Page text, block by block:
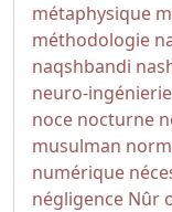
métaphysique
méthodologie
naqshbandi
neuro-ingénierie
noce nocturne
musulman
numérique
négligence Nûr